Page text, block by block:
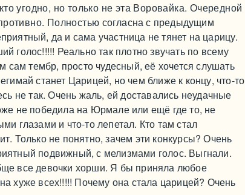
угодно, но только не эта Воровайка. Очередной
Полностью согласна с предыдущим
да и сама участница не тянет на царицу.
голос!!!!! Реально так плотно звучать по всему
сам тембр, просто чудесный, её хочется слушать
станет Царицей, но чем ближе к концу, что-то
не так. Очень жаль, ей доставались неудачные
не победила на Юрмале или ещё где то, не
глазами и что-то лепетал. Кто там стал
Только не понятно, зачем эти конкурсы? Очень
подвижный, с мелизмами голос. Выгнали.
все девочки хорши. Я бы приняла любое
хуже всех!!!!! Почему она стала царицей? Очень